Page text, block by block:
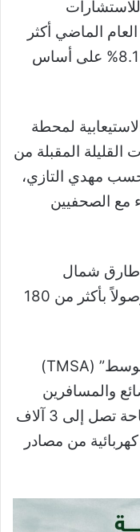
الماضي أكثر
من 516 ألف شاحنة بضائع، بزيادة 8.1% على أساس
لمحطة
المقبلة من
دولار، بحسب مهدي التازي،
مع الصحفيين
طارق شمال
المغرب، ويمثل مركزاً لوجستياً موصولاً بأكثر من 180
وتتولى “الوكالة الخاصة طنجة المتوسط” (TMSA)
والمسافرين
ومناطق اقتصادية ممتدة على مساحة تصل إلى 3 آلاف
من مصادر